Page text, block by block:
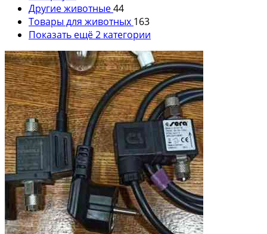
Другие животные44
Товары для животных 163
Показать ещё 2 категории